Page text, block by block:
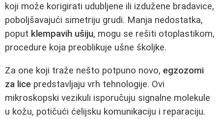
koji može korigirati udubljene ili izdužene bradavice,
poboljšavajući simetriju grudi. Manja nedostatka,
poput klempavih ušiju, mogu se rešiti otoplastikom,
procedure koja preoblikuje ušne školjke.
Za one koji traže nešto potpuno novo, egzozomi
za lice predstavljaju vrh tehnologije. Ovi
mikroskopski vezikuli isporučuju signalne molekule
u kožu, potičući ćelijsku komunikaciju i reparaciju.